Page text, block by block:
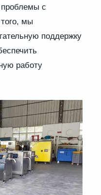
с
мы
поддержку
работу